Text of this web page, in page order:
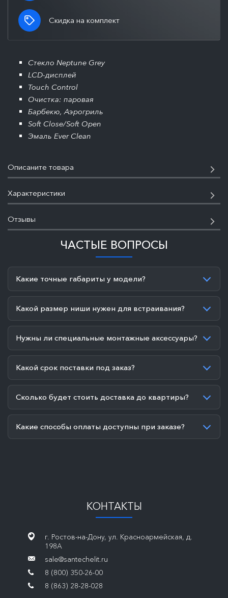
Скидка на комплект
Стекло Neptune Grey
LCD-дисплей
Touch Control
Очистка: паровая
Барбекю, Аэрогриль
Soft Close/Soft Open
Эмаль Ever Clean
Описаните товара
Характеристики
Отзывы
ЧАСТЫЕ ВОПРОСЫ
Какие точные габариты у модели?
Какой размер ниши нужен для встраивания?
Нужны ли специальные монтажные аксессуары?
Какой срок поставки под заказ?
Сколько будет стоить доставка до квартиры?
Какие способы оплаты доступны при заказе?
КОНТАКТЫ
г. Ростов-на-Дону, ул. Красноармейская, д.
198А
sale@santechelit.ru
8 (800) 350-26-00
8 (863) 28-28-028